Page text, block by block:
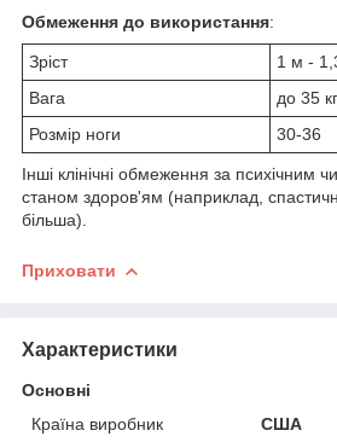
Обмеження до використання:
Зріст
1 м -
Вага
до 35 кг
Розмір ноги
30-36
Інші клінічні обмеження за психічним
станом здоров'ям (наприклад,
більша).
Приховати
Характеристики
Основні
Країна виробник
США